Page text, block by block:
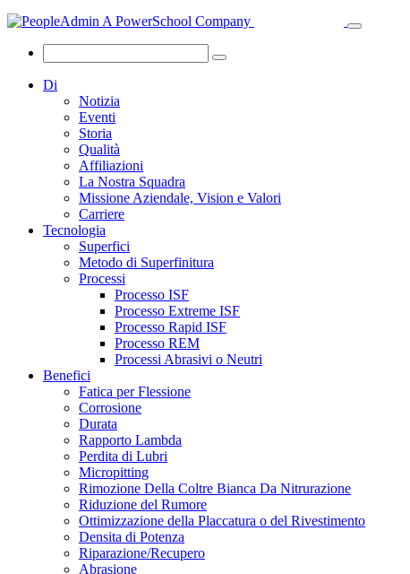
Di
Notizia
Eventi
Storia
Qualità
Affiliazioni
La Nostra Squadra
Missione Aziendale, Vision e Valori
Carriere
Tecnologia
Superfici
Metodo di Superfinitura
Processi
Processo ISF
Processo Extreme ISF
Processo Rapid ISF
Processo REM
Processi Abrasivi o Neutri
Benefici
Fatica per Flessione
Corrosione
Durata
Rapporto Lambda
Perdita di Lubri
Micropitting
Rimozione Della Coltre Bianca Da Nitrurazione
Riduzione del Rumore
Ottimizzazione della Placcatura o del Rivestimento
Densita di Potenza
Riparazione/Recupero
Abrasione